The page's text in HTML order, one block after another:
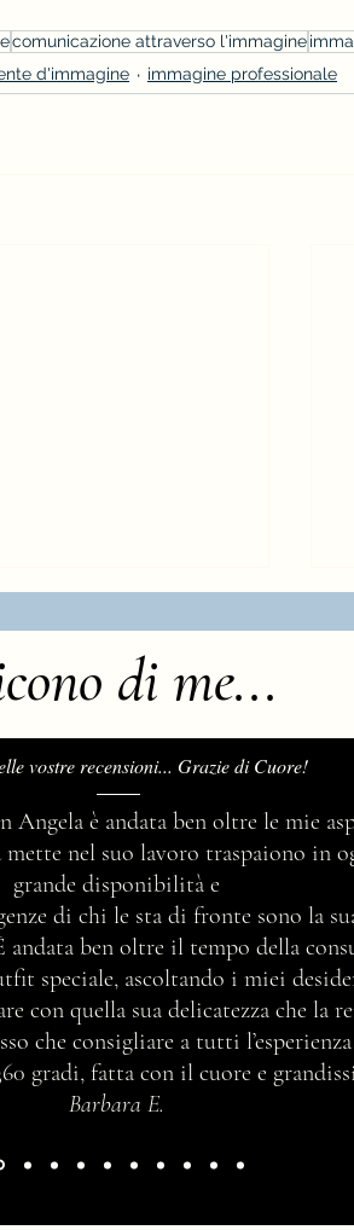
comunicazione attraverso l'immagine
d'immagine immagine professionale
Dressing, il potere
di me...
vostre recensioni... Grazie di Cuore!
Angela è andata ben oltre le mie
mette nel suo lavoro traspaiono in
grande disponibilità e
di chi le sta di fronte sono la
andata ben oltre il tempo della
speciale, ascoltando i miei
con quella sua delicatezza che la
che consigliare a tutti
gradi, fatta con il cuore e
Barbara E.